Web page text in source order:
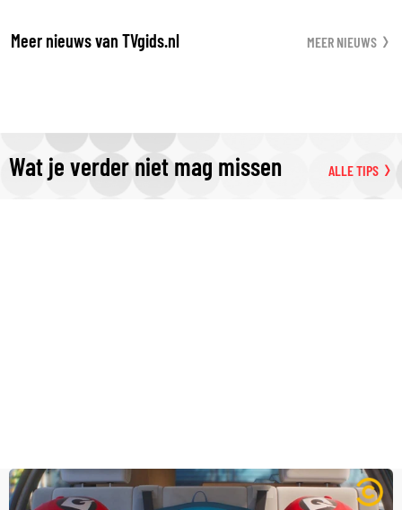
Meer nieuws van TVgids.nl MEER NIEUWS
Wat je verder niet mag missen ALLE TIPS